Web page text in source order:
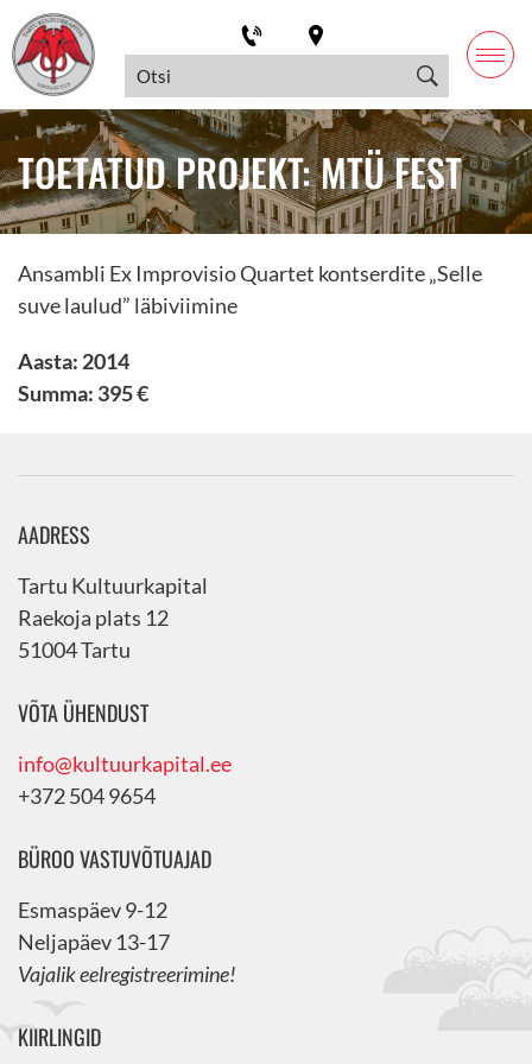
TOETATUD PROJEKT: MTÜ FEST
Ansambli Ex Improvisio Quartet kontserdite „Selle
suve laulud” läbiviimine
Aasta: 2014
Summa: 395 €
AADRESS
Tartu Kultuurkapital
Raekoja plats 12
51004 Tartu
VÕTA ÜHENDUST
info@kultuurkapital.ee
+372 504 9654
BÜROO VASTUVÕTUAJAD
Esmaspäev 9-12
Neljapäev 13-17
Vajalik eelregistreerimine!
KIIRLINGID